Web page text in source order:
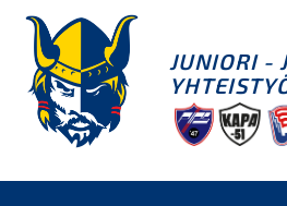
JUNIORI -